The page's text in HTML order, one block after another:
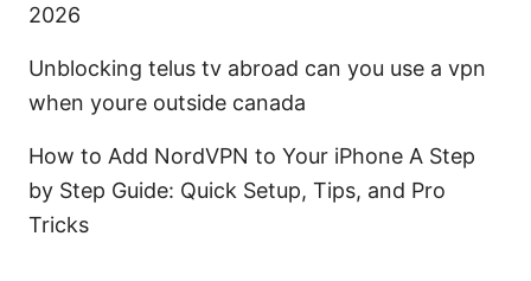
2026
Unblocking telus tv abroad can you use a vpn
when youre outside canada
How to Add NordVPN to Your iPhone A Step
by Step Guide: Quick Setup, Tips, and Pro
Tricks